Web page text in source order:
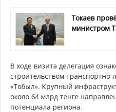
Токаев
министром
В ходе визита делегация
строительством транспортно-
«Тобыл». Крупный
около 64 млрд тенге
потенциала региона.